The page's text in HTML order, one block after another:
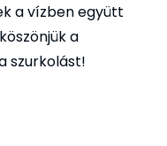
a vízben együtt
a
szurkolást!